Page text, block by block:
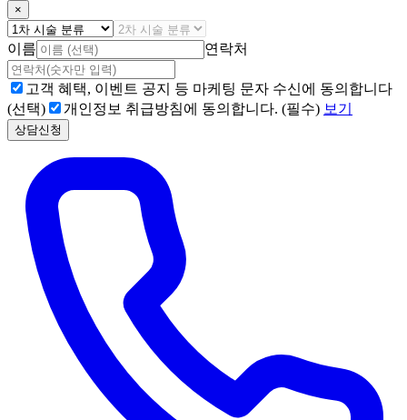
×
이름 연락처
고객 혜택, 이벤트 공지 등 마케팅 문자 수신에 동의합니다
(선택)
개인정보 취급방침에 동의합니다. (필수) 보기
상담신청